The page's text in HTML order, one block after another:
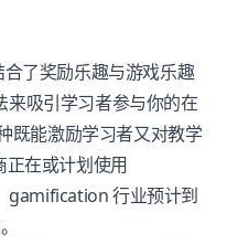
了奖励乐趣与游戏乐趣
来吸引学习者参与你的在
既能激励学习者又对教学
正在或计划使用
gamification 行业预计到